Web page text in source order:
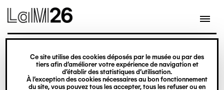
Gestion des cookies
Ce site utilise des cookies déposés par le musée ou par des
tiers afin d’améliorer votre expérience de navigation et
d’établir des statistiques d’utilisation.
À l’exception des cookies nécessaires au bon fonctionnement
du site, vous pouvez tous les accepter, tous les refuser ou en